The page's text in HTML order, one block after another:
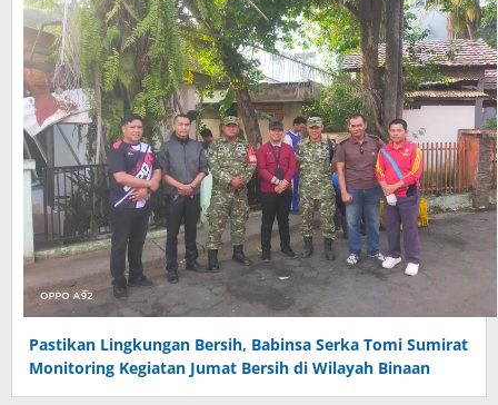
Pastikan Lingkungan Bersih, Babinsa Serka Tomi Sumirat
Monitoring Kegiatan Jumat Bersih di Wilayah Binaan